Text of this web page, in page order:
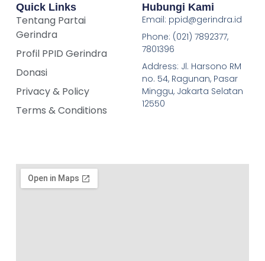
Quick Links
Tentang Partai
Gerindra
Profil PPID Gerindra
Donasi
Privacy & Policy
Terms & Conditions
Hubungi Kami
Email: ppid@gerindra.id
Phone: (021) 7892377,
7801396
Address: Jl. Harsono RM
no. 54, Ragunan, Pasar
Minggu, Jakarta Selatan
12550